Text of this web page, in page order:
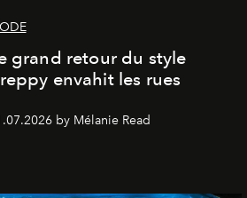
grand retour du style
envahit les rues
by Mélanie Read